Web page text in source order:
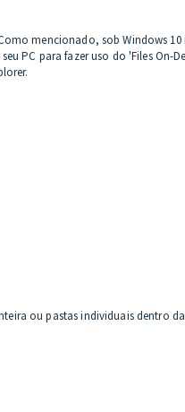
mencionado, sob Windows
PC para fazer uso do 'Files On-
ou pastas individuais dentro